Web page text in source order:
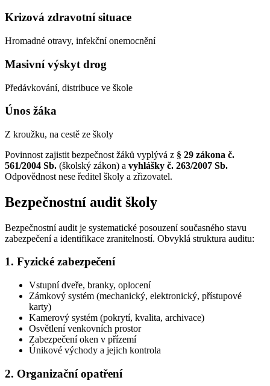
Krizová zdravotní situace
Hromadné otravy, infekční onemocnění
Masivní výskyt drog
Předávkování, distribuce ve škole
Únos žáka
Z kroužku, na cestě ze školy
Povinnost zajistit bezpečnost žáků vyplývá z § 29 zákona č.
561/2004 Sb. (školský zákon) a vyhlášky č. 263/2007 Sb.
Odpovědnost nese ředitel školy a zřizovatel.
Bezpečnostní audit školy
Bezpečnostní audit je systematické posouzení současného stavu
zabezpečení a identifikace zranitelností. Obvyklá struktura auditu:
1. Fyzické zabezpečení
Vstupní dveře, branky, oplocení
Zámkový systém (mechanický, elektronický, přístupové
karty)
Kamerový systém (pokrytí, kvalita, archivace)
Osvětlení venkovních prostor
Zabezpečení oken v přízemí
Únikové východy a jejich kontrola
2. Organizační opatření